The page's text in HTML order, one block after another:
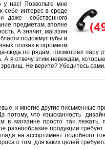
у нас! Позвольте мне
себе интерес в среде
даже собственного
предметам, вполне
А значит, магазин
подожмут губы и
полках в огромном
сюда по рядам, посмотрел пару
я отвечу этим невеждам,
Не верите? Убедитесь сами.
и многие другие письменные
что изысканность
в магазине просто так лежать,
разнообразие продукции
на ассортимент подобного
о том, для каких целей